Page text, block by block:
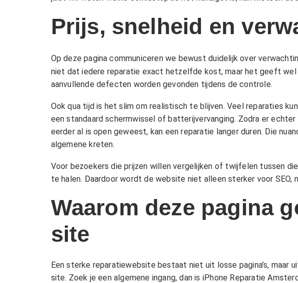
Prijs, snelheid en
Op deze pagina communiceren we bewust duidelijk over
niet dat iedere reparatie exact hetzelfde kost, maar het geeft
aanvullende defecten worden gevonden tijdens de controle.
Ook qua tijd is het slim om realistisch te blijven. Veel reparaties
een standaard schermwissel of batterijvervanging. Zodra er
eerder al is open geweest, kan een reparatie langer duren. Die
algemene kreten.
Voor bezoekers die prijzen willen vergelijken of twijfelen tussen
te halen. Daardoor wordt de website niet alleen sterker voor
Waarom deze pagina
site
Een sterke reparatiewebsite bestaat niet uit losse pagina’s, maar
site. Zoek je een algemene ingang, dan is iPhone Reparatie